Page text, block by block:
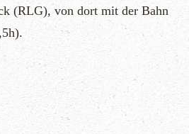
(RLG), von dort mit der Bahn